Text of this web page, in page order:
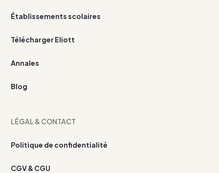
Établissements scolaires
Télécharger Eliott
Annales
Blog
LÉGAL & CONTACT
Politique de confidentialité
CGV & CGU